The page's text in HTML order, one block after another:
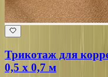
Трикотаж для
0,5 х 0,7 м